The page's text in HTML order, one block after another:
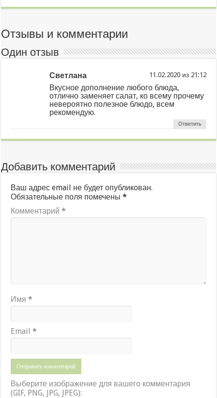
Отзывы и комментарии
Один отзыв
Светлана из
Вкусное дополнение любого блюда,
отлично заменяет салат, ко всему прочему
невероятно полезное блюдо, всем
рекомендую.
Ответить
Добавить комментарий
Ваш адрес email не будет опубликован.
Обязательные поля помечены*
Комментарий*
Имя*
Email*
Выберите изображение для вашего комментария
(GIF, PNG, JPG, JPEG):